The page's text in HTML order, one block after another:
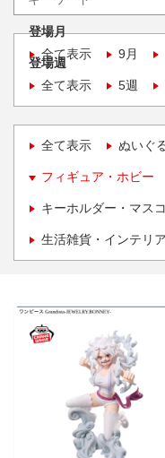
登場月
全て表示
9月
登場週
全て表示
5週
全て表示 ぬいぐ
フィギュア・ホビー
キーホルダー・マス
生活雑貨・インテリ